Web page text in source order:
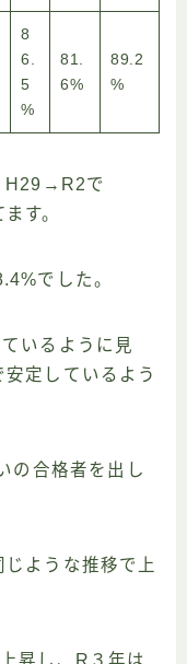
8
6.
5
%
81.
6%
89.2
%
H29→R2で
す。
でした。
いるように見
定しているよう
の合格者を出し
ような推移で上
昇し、R３年は